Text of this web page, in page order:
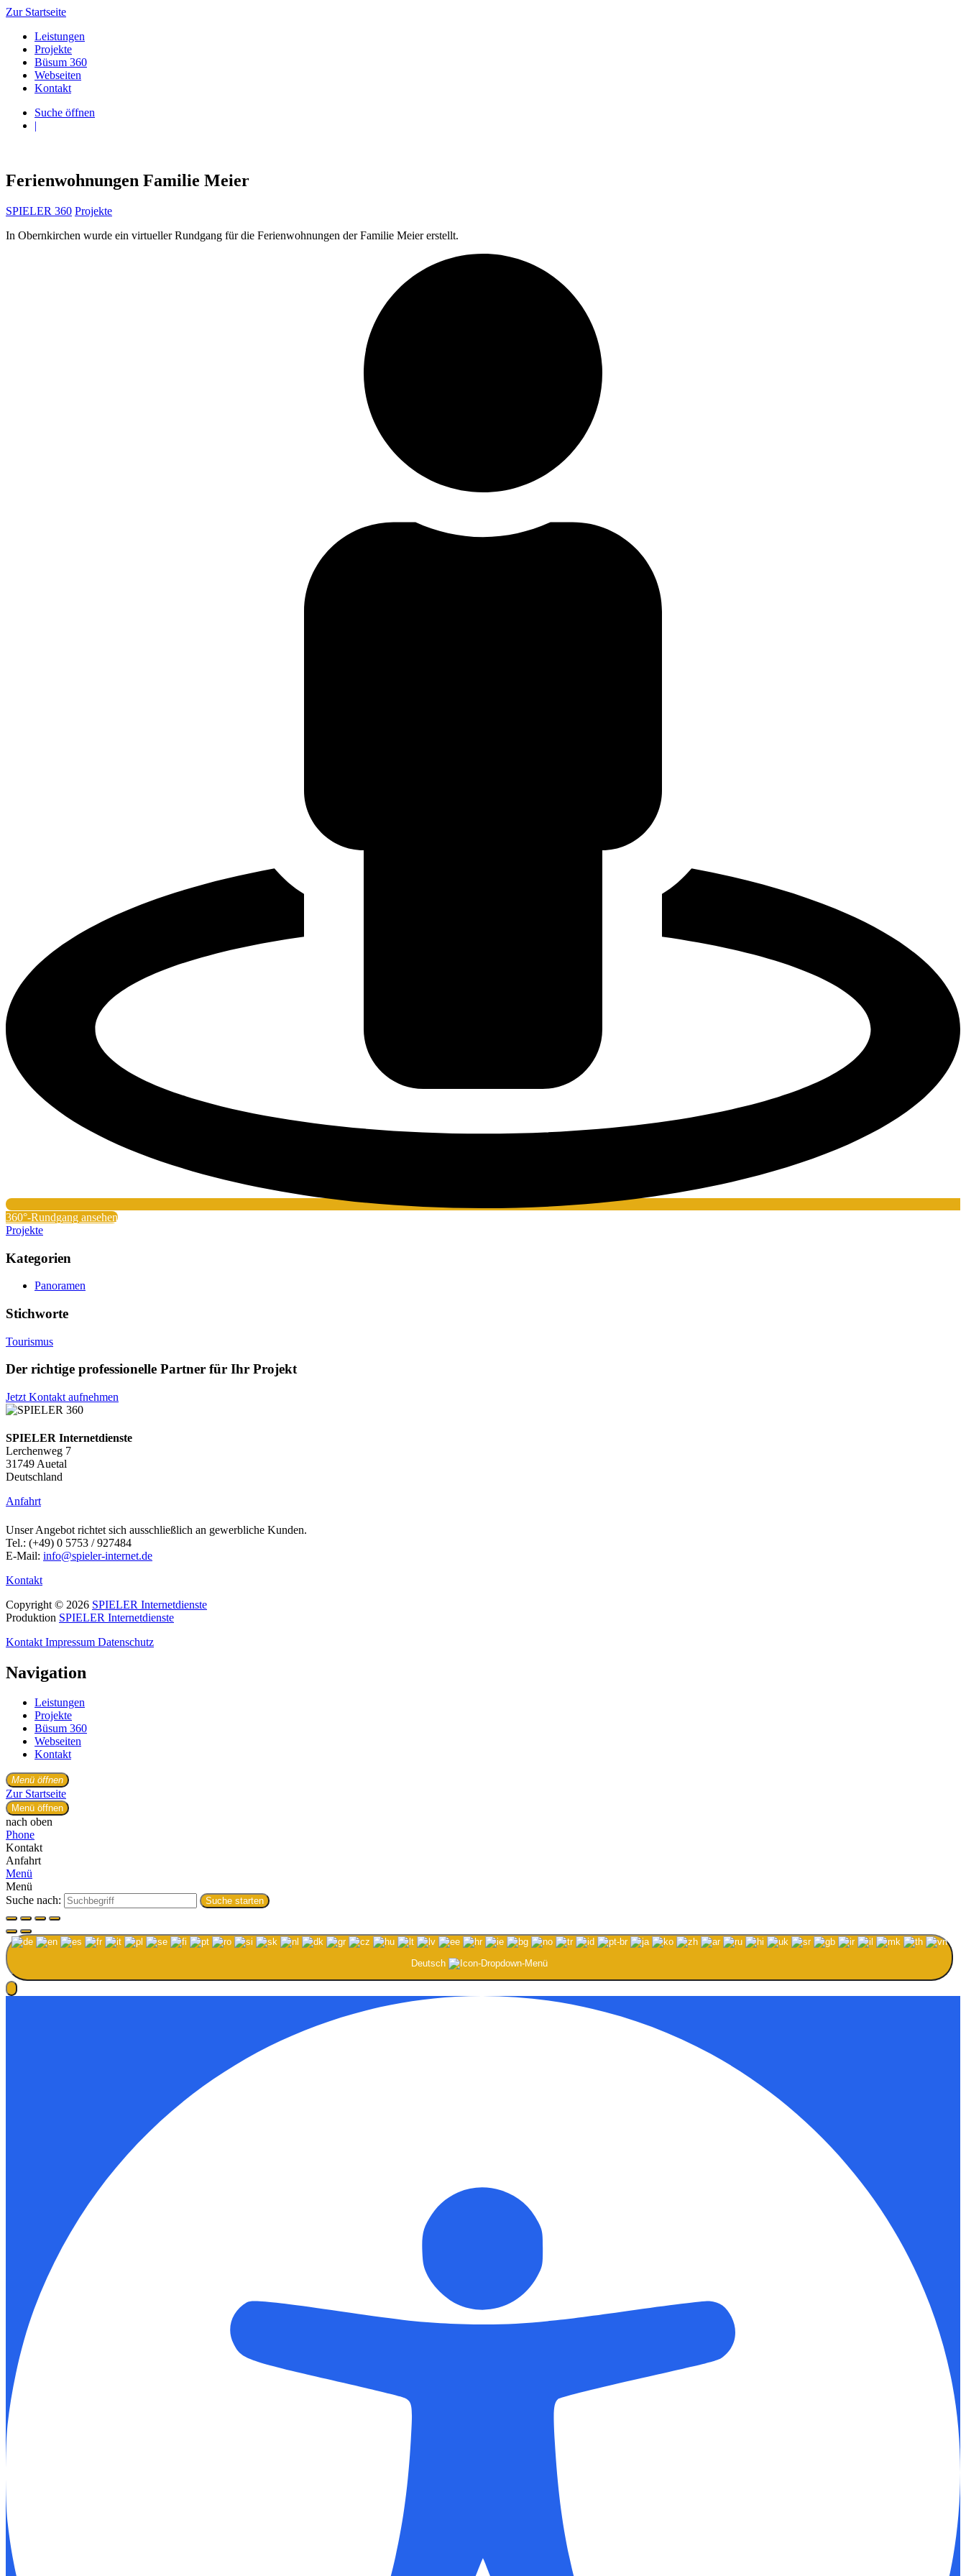
Zur Startseite
Leistungen
Projekte
Büsum 360
Webseiten
Kontakt
Suche öffnen
|
Ferienwohnungen Familie Meier
SPIELER 360 Projekte
In Obernkirchen wurde ein virtueller Rundgang für die Ferienwohnungen der Familie Meier erstellt.
360°-Rundgang ansehen
Projekte
Kategorien
Panoramen
Stichworte
Tourismus
Der richtige professionelle Partner für Ihr Projekt
Jetzt Kontakt aufnehmen
SPIELER Internetdienste
Lerchenweg 7
31749 Auetal
Deutschland
Anfahrt
Unser Angebot richtet sich ausschließlich an gewerbliche Kunden.
Tel.: (+49) 0 5753 / 927484
E-Mail: info@spieler-internet.de
Kontakt
Copyright © 2026 SPIELER Internetdienste
Produktion SPIELER Internetdienste
Kontakt Impressum Datenschutz
Navigation
Leistungen
Projekte
Büsum 360
Webseiten
Kontakt
Menü öffnen
Zur Startseite
Menü öffnen
nach oben
Phone
Kontakt
Anfahrt
Menü
Menü
Suche nach:
Suche starten
Deutsch